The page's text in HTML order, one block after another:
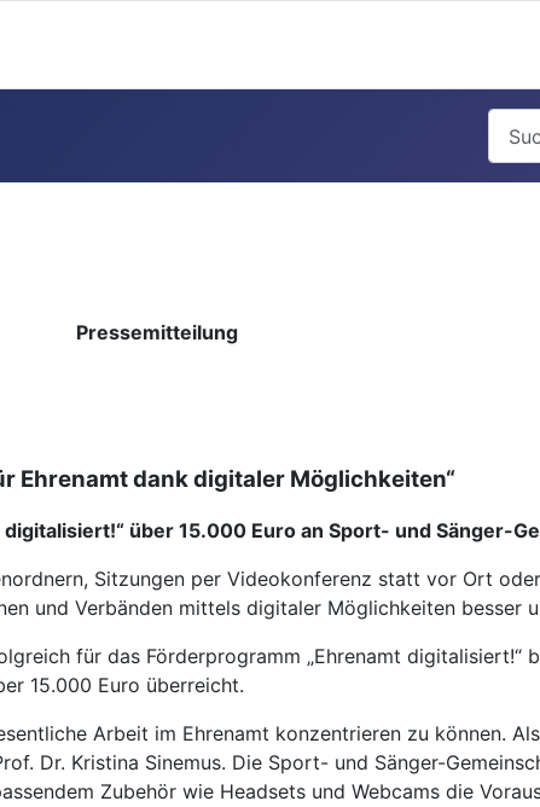
Pressemitteilung
Ehrenamt dank digitaler Möglichkeiten“
über 15.000 Euro an Sport- und Sänger-
Sitzungen per Videokonferenz statt vor Ort
und Verbänden mittels digitaler Möglichkeiten besser
für das Förderprogramm „Ehrenamt digitalisiert!“
15.000 Euro überreicht.
Arbeit im Ehrenamt konzentrieren zu können.
Dr. Kristina Sinemus. Die Sport- und Sänger-
Zubehör wie Headsets und Webcams die